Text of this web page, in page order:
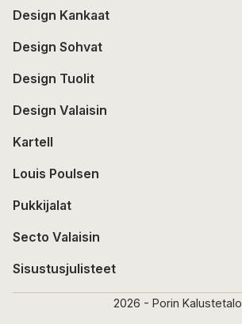
Design Kankaat
Design Sohvat
Design Tuolit
Design Valaisin
Kartell
Louis Poulsen
Pukkijalat
Secto Valaisin
Sisustusjulisteet
2026 - Porin Kalustetalo